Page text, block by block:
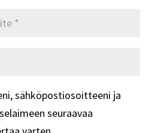
sähköpostiosoitteeni ja
seuraavaa